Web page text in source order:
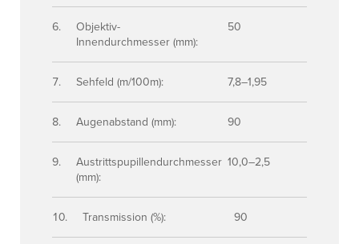
Objektiv-
Innendurchmesser (mm):
50
Sehfeld (m/100m): 7,8–1,95
Augenabstand (mm): 90
Austrittspupillendurchmesser
(mm):
10,0–2,5
Transmission (%): 90